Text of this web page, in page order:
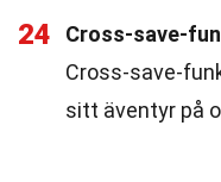
24
Cross-save-
Cross-save-
sitt äventyr på